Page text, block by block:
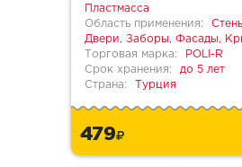
Пластмасса
Область применения:
Двери, Заборы, Фасады,
Торговая марка:
POLI-R
Срок хранения:
до 5 лет
Страна:
Турция
479